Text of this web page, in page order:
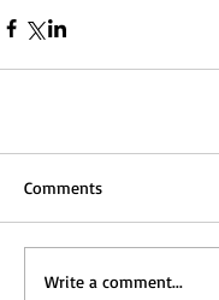
Comments
Write a comment...